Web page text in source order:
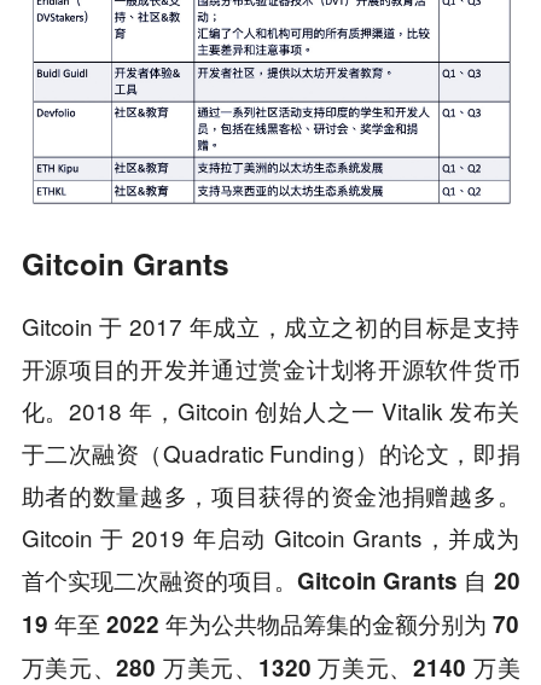
Gitcoin Grants
Gitcoin 于 2017 年成立，成立之初的目标是支持
开源项目的开发并通过赏金计划将开源软件货币
化。2018 年，Gitcoin 创始人之一 Vitalik 发布关
于二次融资（Quadratic Funding）的论文，即捐
助者的数量越多，项目获得的资金池捐赠越多。
Gitcoin 于 2019 年启动 Gitcoin Grants，并成为
首个实现二次融资的项目。Gitcoin Grants 自 20
19 年至 2022 年为公共物品筹集的金额分别为 70
万美元、280 万美元、1320 万美元、2140 万美